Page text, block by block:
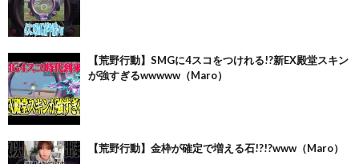
【荒野行動】SMGに4スコをつけれる!?新EX殿堂スキン
が強すぎるwwwww（Maro）
【荒野行動】金枠が確定で増える石!?!?www（Maro）